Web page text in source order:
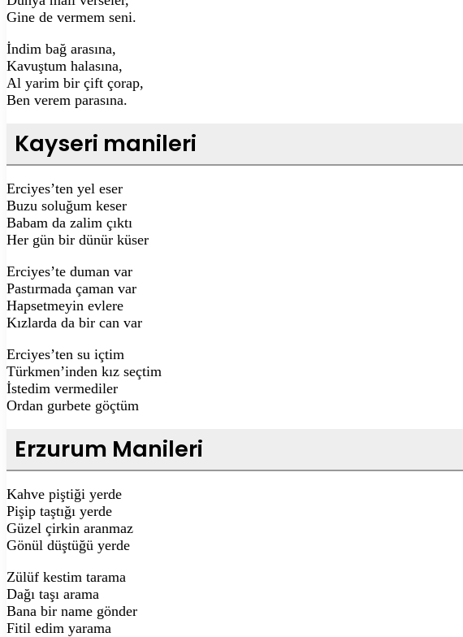
Gine de vermem seni.
İndim bağ arasına,
Kavuştum halasına,
Al yarim bir çift çorap,
Ben verem parasına.
Kayseri manileri
Erciyes’ten yel eser
Buzu soluğum keser
Babam da zalim çıktı
Her gün bir dünür küser
Erciyes’te duman var
Pastırmada çaman var
Hapsetmeyin evlere
Kızlarda da bir can var
Erciyes’ten su içtim
Türkmen’inden kız seçtim
İstedim vermediler
Ordan gurbete göçtüm
Erzurum Manileri
Kahve piştiği yerde
Pişip taştığı yerde
Güzel çirkin aranmaz
Gönül düştüğü yerde
Zülüf kestim tarama
Dağı taşı arama
Bana bir name gönder
Fitil edim yarama